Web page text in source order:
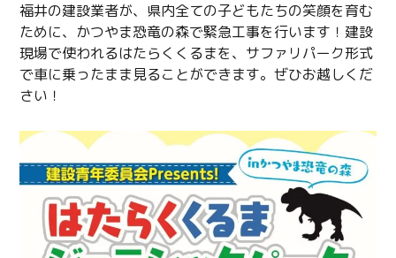
福井の建設業者が、県内全ての子どもたちの笑顔を育む
ために、かつやま恐竜の森で緊急工事を行います！建設
現場で使われるはたらくくるまを、サファリパーク形式
で車に乗ったまま見ることができます。ぜひお越しくだ
さい！